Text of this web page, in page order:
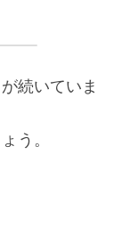
続いていま
う。